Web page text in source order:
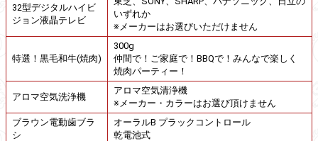
32型デジタルハイビ
ジョン液晶テレビ
いずれか
※メーカーはお選びいただけません
特選！黒毛和牛(焼肉)
300g
仲間で！ご家庭で！BBQで！みんなで楽しく
焼肉パーティー！
アロマ空気洗浄機
アロマ空気清浄機
※メーカー・カラーはお選び頂けません
ブラウン電動歯ブラ
シ
オーラルB プラックコントロール
乾電池式